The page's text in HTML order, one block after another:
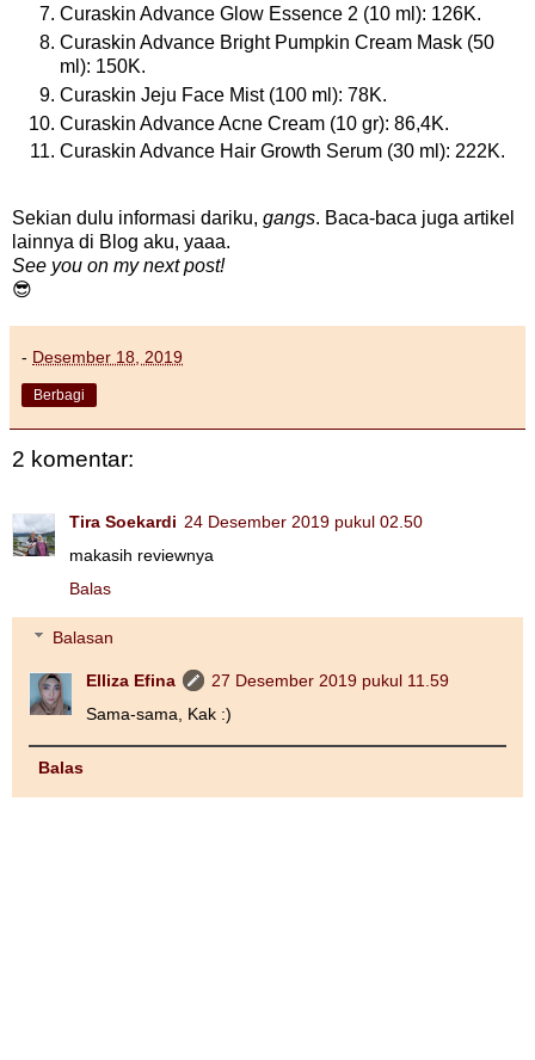
Curaskin Advance Glow Essence 2 (10 ml): 126K.
Curaskin Advance Bright Pumpkin Cream Mask (50
ml): 150K.
Curaskin Jeju Face Mist (100 ml): 78K.
Curaskin Advance Acne Cream (10 gr): 86,4K.
Curaskin Advance Hair Growth Serum (30 ml): 222K.
Sekian dulu informasi dariku, gangs. Baca-baca juga artikel
lainnya di Blog aku, yaaa.
See you on my next post!
😎
- Desember 18, 2019
Berbagi
2 komentar:
Tira Soekardi 24 Desember 2019 pukul 02.50
makasih reviewnya
Balas
Balasan
Elliza Efina
27 Desember 2019 pukul 11.59
Sama-sama, Kak :)
Balas